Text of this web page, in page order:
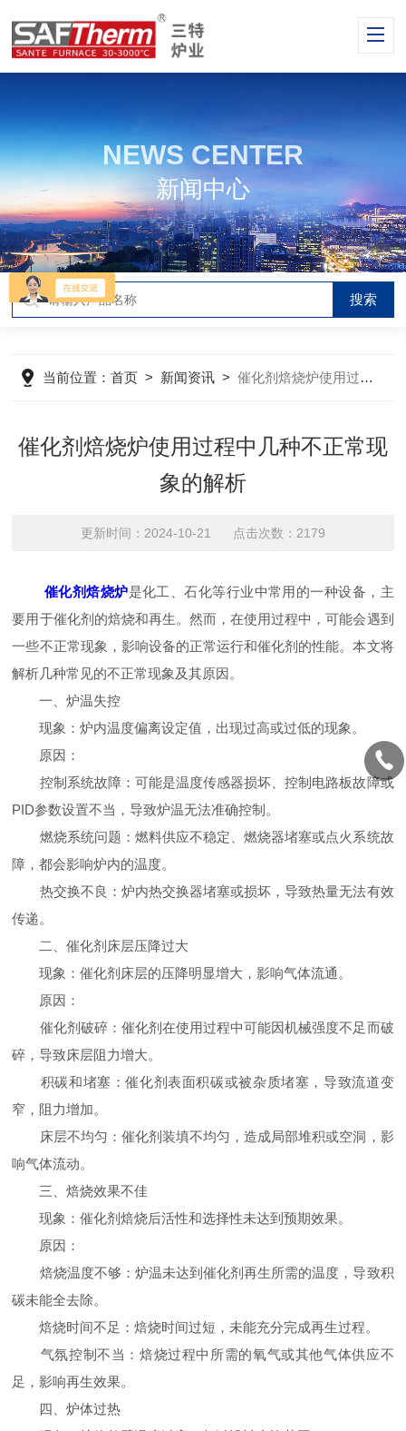
NEWS CENTER
新闻中心
当前位置：首页 > 新闻资讯 >催化剂焙烧炉使用过程中几种不正常现象的解析
催化剂焙烧炉使用过程中几种不正常现
象的解析
更新时间：2024-10-21 点击次数：2179
催化剂焙烧炉是化工、石化等行业中常用的一种设备，主
要用于催化剂的焙烧和再生。然而，在使用过程中，可能会遇到
一些不正常现象，影响设备的正常运行和催化剂的性能。本文将
解析几种常见的不正常现象及其原因。
一、炉温失控
现象：炉内温度偏离设定值，出现过高或过低的现象。
原因：
控制系统故障：可能是温度传感器损坏、控制电路板故障或
PID参数设置不当，导致炉温无法准确控制。
燃烧系统问题：燃料供应不稳定、燃烧器堵塞或点火系统故
障，都会影响炉内的温度。
热交换不良：炉内热交换器堵塞或损坏，导致热量无法有效
传递。
二、催化剂床层压降过大
现象：催化剂床层的压降明显增大，影响气体流通。
原因：
催化剂破碎：催化剂在使用过程中可能因机械强度不足而破
碎，导致床层阻力增大。
积碳和堵塞：催化剂表面积碳或被杂质堵塞，导致流道变
窄，阻力增加。
床层不均匀：催化剂装填不均匀，造成局部堆积或空洞，影
响气体流动。
三、焙烧效果不佳
现象：催化剂焙烧后活性和选择性未达到预期效果。
原因：
焙烧温度不够：炉温未达到催化剂再生所需的温度，导致积
碳未能全去除。
焙烧时间不足：焙烧时间过短，未能充分完成再生过程。
气氛控制不当：焙烧过程中所需的氧气或其他气体供应不
足，影响再生效果。
四、炉体过热